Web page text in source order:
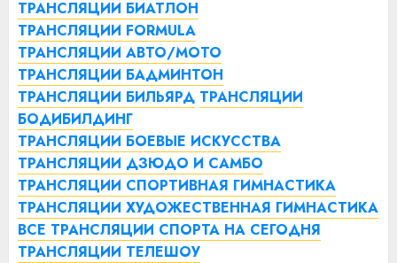
ТРАНСЛЯЦИИ БИАТЛОН
ТРАНСЛЯЦИИ FORMULA
ТРАНСЛЯЦИИ АВТО/МОТО
ТРАНСЛЯЦИИ БАДМИНТОН
ТРАНСЛЯЦИИ БИЛЬЯРД ТРАНСЛЯЦИИ
БОДИБИЛДИНГ
ТРАНСЛЯЦИИ БОЕВЫЕ ИСКУССТВА
ТРАНСЛЯЦИИ ДЗЮДО И САМБО
ТРАНСЛЯЦИИ СПОРТИВНАЯ ГИМНАСТИКА
ТРАНСЛЯЦИИ ХУДОЖЕСТВЕННАЯ ГИМНАСТИКА
ВСЕ ТРАНСЛЯЦИИ СПОРТА НА СЕГОДНЯ
ТРАНСЛЯЦИИ ТЕЛЕШОУ